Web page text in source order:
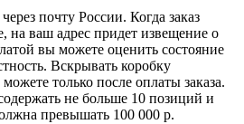
почту России. Когда заказ
на ваш адрес придет извещение о
вы можете оценить состояние
Вскрывать коробку
только после оплаты заказа.
не больше 10 позиций и
превышать 100 000 р.